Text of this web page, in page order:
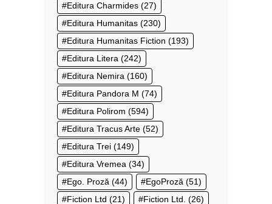
Editura Charmides (27)
Editura Humanitas (230)
Editura Humanitas Fiction (193)
Editura Litera (242)
Editura Nemira (160)
Editura Pandora M (74)
Editura Polirom (594)
Editura Tracus Arte (52)
Editura Trei (149)
Editura Vremea (34)
Ego. Proză (44) EgoProză (51)
Fiction Ltd (21) Fiction Ltd. (26)